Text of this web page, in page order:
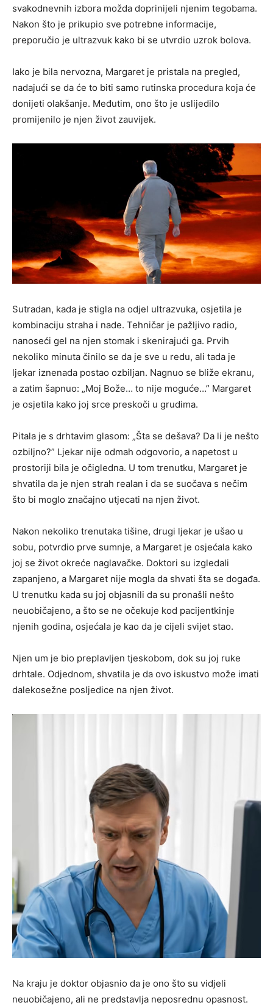
svakodnevnih izbora možda doprinijeli njenim tegobama.
Nakon što je prikupio sve potrebne informacije,
preporučio je ultrazvuk kako bi se utvrdio uzrok bolova.
Iako je bila nervozna, Margaret je pristala na pregled,
nadajući se da će to biti samo rutinska procedura koja će
donijeti olakšanje. Međutim, ono što je uslijedilo
promijenilo je njen život zauvijek.
Sutradan, kada je stigla na odjel ultrazvuka, osjetila je
kombinaciju straha i nade. Tehničar je pažljivo radio,
nanoseći gel na njen stomak i skenirajući ga. Prvih
nekoliko minuta činilo se da je sve u redu, ali tada je
ljekar iznenada postao ozbiljan. Nagnuo se bliže ekranu,
a zatim šapnuo: „Moj Bože… to nije moguće…” Margaret
je osjetila kako joj srce preskoči u grudima.
Pitala je s drhtavim glasom: „Šta se dešava? Da li je nešto
ozbiljno?” Ljekar nije odmah odgovorio, a napetost u
prostoriji bila je očigledna. U tom trenutku, Margaret je
shvatila da je njen strah realan i da se suočava s nečim
što bi moglo značajno utjecati na njen život.
Nakon nekoliko trenutaka tišine, drugi ljekar je ušao u
sobu, potvrdio prve sumnje, a Margaret je osjećala kako
joj se život okreće naglavačke. Doktori su izgledali
zapanjeno, a Margaret nije mogla da shvati šta se događa.
U trenutku kada su joj objasnili da su pronašli nešto
neuobičajeno, a što se ne očekuje kod pacijentkinje
njenih godina, osjećala je kao da je cijeli svijet stao.
Njen um je bio preplavljen tjeskobom, dok su joj ruke
drhtale. Odjednom, shvatila je da ovo iskustvo može imati
dalekosežne posljedice na njen život.
Na kraju je doktor objasnio da je ono što su vidjeli
neuobičajeno, ali ne predstavlja neposrednu opasnost.